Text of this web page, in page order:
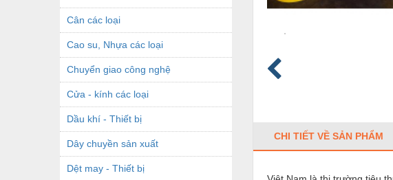
Cân các loại
Cao su, Nhựa các loại
Chuyển giao công nghệ
Cửa - kính các loại
Dầu khí - Thiết bị
Dây chuyền sản xuất
Dệt may - Thiết bị
CHI TIẾT VỀ SẢN PHẨM